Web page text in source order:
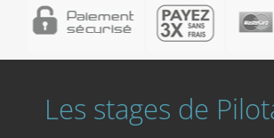
Les stages de